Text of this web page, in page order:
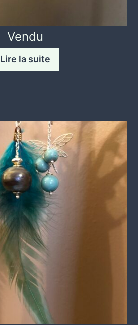
Vendu
Lire la suite